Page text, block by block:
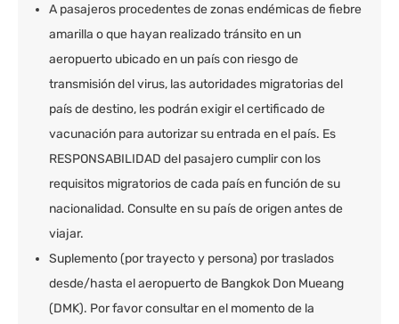
A pasajeros procedentes de zonas endémicas de fiebre
amarilla o que hayan realizado tránsito en un
aeropuerto ubicado en un país con riesgo de
transmisión del virus, las autoridades migratorias del
país de destino, les podrán exigir el certificado de
vacunación para autorizar su entrada en el país. Es
RESPONSABILIDAD del pasajero cumplir con los
requisitos migratorios de cada país en función de su
nacionalidad. Consulte en su país de origen antes de
viajar.
Suplemento (por trayecto y persona) por traslados
desde/hasta el aeropuerto de Bangkok Don Mueang
(DMK). Por favor consultar en el momento de la